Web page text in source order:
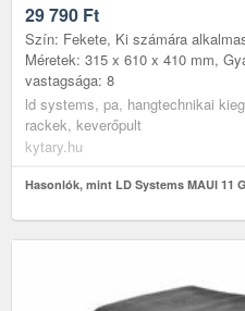
29 790 Ft
Szín: Fekete, Ki számára
Méretek: 315 x 610 x 410 mm,
vastagsága: 8
ld systems, pa, hangtechnikai
rackek, keverőpult
kytary.hu
Hasonlók, mint LD Systems MAUI 11